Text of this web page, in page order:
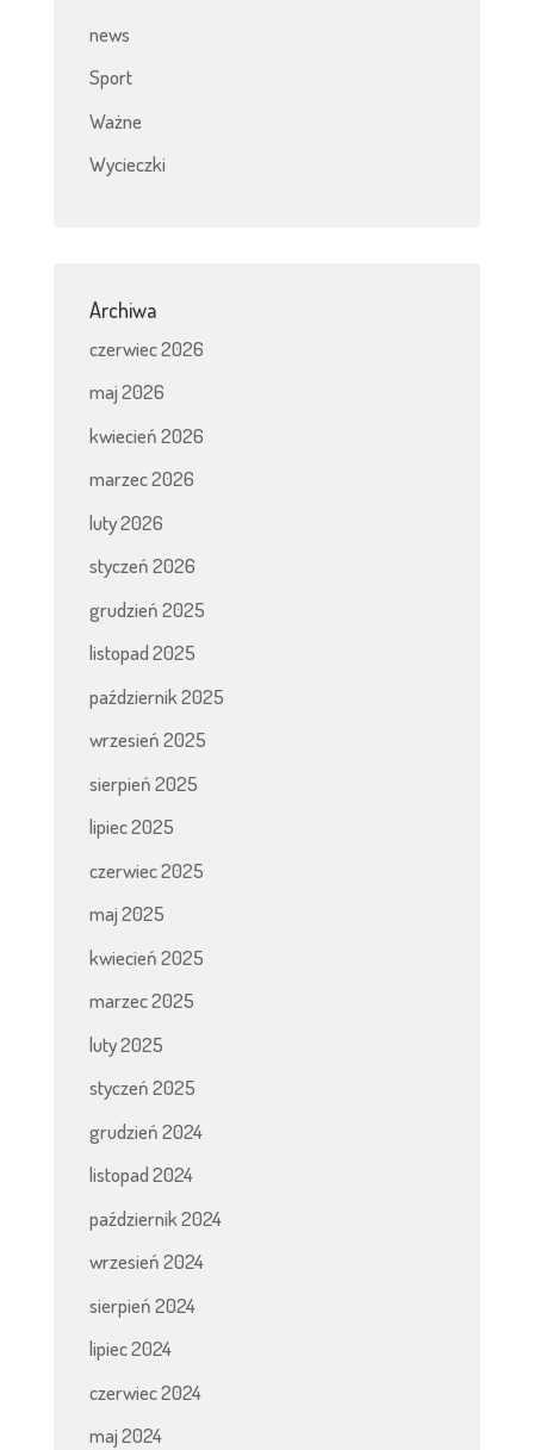
news
Sport
Ważne
Wycieczki
Archiwa
czerwiec 2026
maj 2026
kwiecień 2026
marzec 2026
luty 2026
styczeń 2026
grudzień 2025
listopad 2025
październik 2025
wrzesień 2025
sierpień 2025
lipiec 2025
czerwiec 2025
maj 2025
kwiecień 2025
marzec 2025
luty 2025
styczeń 2025
grudzień 2024
listopad 2024
październik 2024
wrzesień 2024
sierpień 2024
lipiec 2024
czerwiec 2024
maj 2024